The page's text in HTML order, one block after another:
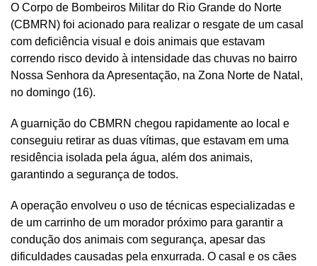
O Corpo de Bombeiros Militar do Rio Grande do Norte
(CBMRN) foi acionado para realizar o resgate de um casal
com deficiência visual e dois animais que estavam
correndo risco devido à intensidade das chuvas no bairro
Nossa Senhora da Apresentação, na Zona Norte de Natal,
no domingo (16).
A guarnição do CBMRN chegou rapidamente ao local e
conseguiu retirar as duas vítimas, que estavam em uma
residência isolada pela água, além dos animais,
garantindo a segurança de todos.
A operação envolveu o uso de técnicas especializadas e
de um carrinho de um morador próximo para garantir a
condução dos animais com segurança, apesar das
dificuldades causadas pela enxurrada. O casal e os cães